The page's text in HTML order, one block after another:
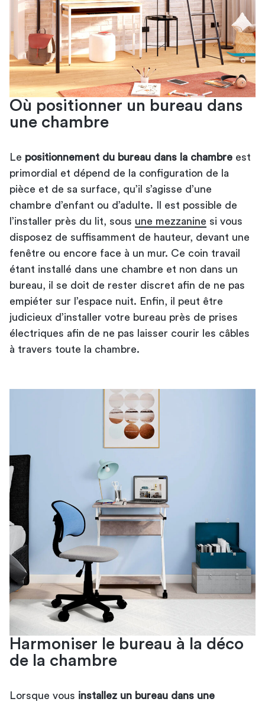
Où positionner un bureau dans
une chambre
Le positionnement du bureau dans la chambre est
primordial et dépend de la configuration de la
pièce et de sa surface, qu’il s’agisse d’une
chambre d’enfant ou d’adulte. Il est possible de
l’installer près du lit, sous une mezzanine si vous
disposez de suffisamment de hauteur, devant une
fenêtre ou encore face à un mur. Ce coin travail
étant installé dans une chambre et non dans un
bureau, il se doit de rester discret afin de ne pas
empiéter sur l’espace nuit. Enfin, il peut être
judicieux d’installer votre bureau près de prises
électriques afin de ne pas laisser courir les câbles
à travers toute la chambre.
Harmoniser le bureau à la déco
de la chambre
Lorsque vous installez un bureau dans une